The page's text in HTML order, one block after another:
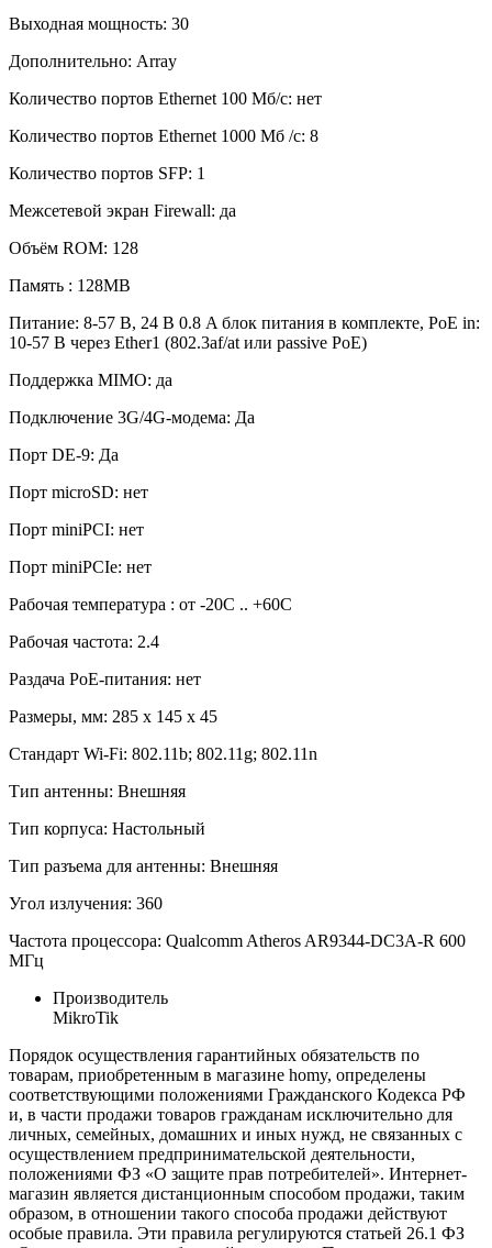
Выходная мощность: 30
Дополнительно: Array
Количество портов Ethernet 100 Мб/с: нет
Количество портов Ethernet 1000 Мб /с: 8
Количество портов SFP: 1
Межсетевой экран Firewall: да
Объём ROM: 128
Память : 128МВ
Питание: 8-57 В, 24 В 0.8 A блок питания в комплекте, PoE in:
10-57 В через Ether1 (802.3af/at или passive PoE)
Поддержка MIMO: да
Подключение 3G/4G-модема: Да
Порт DE-9: Да
Порт microSD: нет
Порт miniPCI: нет
Порт miniPCIe: нет
Рабочая температура : от -20C .. +60C
Рабочая частота: 2.4
Раздача PoE-питания: нет
Размеры, мм: 285 x 145 x 45
Стандарт Wi-Fi: 802.11b; 802.11g; 802.11n
Тип антенны: Внешняя
Тип корпуса: Настольный
Тип разъема для антенны: Внешняя
Угол излучения: 360
Частота процессора: Qualcomm Atheros AR9344-DC3A-R 600
МГц
Производитель
MikroTik
Порядок осуществления гарантийных обязательств по
товарам, приобретенным в магазине homy, определены
соответствующими положениями Гражданского Кодекса РФ
и, в части продажи товаров гражданам исключительно для
личных, семейных, домашних и иных нужд, не связанных с
осуществлением предпринимательской деятельности,
положениями ФЗ «О защите прав потребителей». Интернет-
магазин является дистанционным способом продажи, таким
образом, в отношении такого способа продажи действуют
особые правила. Эти правила регулируются статьей 26.1 ФЗ